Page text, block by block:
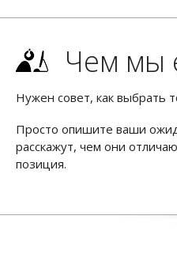
Чем мы
Нужен совет, как выбрать
Просто опишите ваши
расскажут, чем они
позиция.